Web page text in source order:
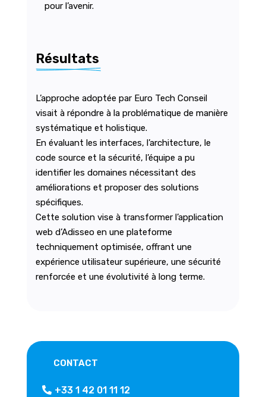
pour l’avenir.
Résultats
L’approche adoptée par Euro Tech Conseil
visait à répondre à la problématique de manière
systématique et holistique.
En évaluant les interfaces, l’architecture, le
code source et la sécurité, l’équipe a pu
identifier les domaines nécessitant des
améliorations et proposer des solutions
spécifiques.
Cette solution vise à transformer l’application
web d’Adisseo en une plateforme
techniquement optimisée, offrant une
expérience utilisateur supérieure, une sécurité
renforcée et une évolutivité à long terme.
CONTACT
+33 1 42 01 11 12